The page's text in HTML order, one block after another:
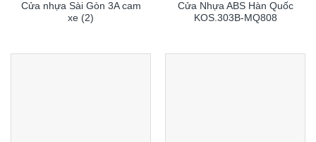
Cửa nhựa Sài Gòn 3A cam
xe (2)
Cửa Nhựa ABS Hàn Quốc
KOS.303B-MQ808